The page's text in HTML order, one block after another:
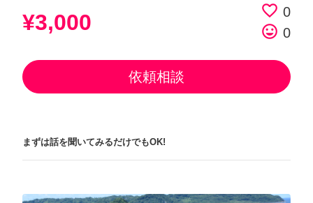
¥3,000 favorite_border 0
tag_faces 0
依頼相談
まずは話を聞いてみるだけでもOK!